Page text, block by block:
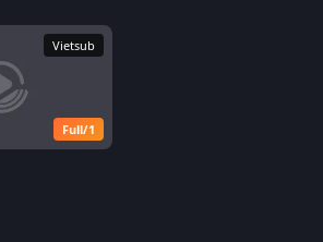
Vietsub
Full/1